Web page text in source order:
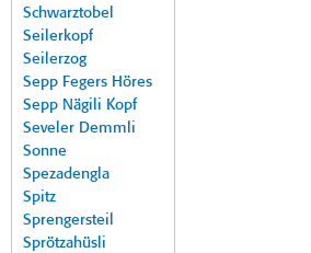
Schwarztobel
Seilerkopf
Seilerzog
Sepp Fegers Höres
Sepp Nägili Kopf
Seveler Demmli
Sonne
Spezadengla
Spitz
Sprengersteil
Sprötzahüsli